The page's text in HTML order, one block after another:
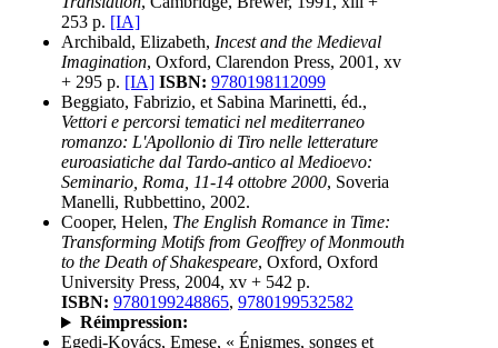
253 p. [IA]
Archibald, Elizabeth, Incest and the Medieval
Imagination, Oxford, Clarendon Press, 2001, xv
+ 295 p. [IA] ISBN: 9780198112099
Beggiato, Fabrizio, et Sabina Marinetti, éd.,
Vettori e percorsi tematici nel mediterraneo
romanzo: L'Apollonio di Tiro nelle letterature
euroasiatiche dal Tardo-antico al Medioevo:
Seminario, Roma, 11-14 ottobre 2000, Soveria
Manelli, Rubbettino, 2002.
Cooper, Helen, The English Romance in Time:
Transforming Motifs from Geoffrey of Monmouth
to the Death of Shakespeare, Oxford, Oxford
University Press, 2004, xv + 542 p.
ISBN: 9780199248865, 9780199532582
Réimpression:
Egedi-Kovács, Emese, « Énigmes, songes et